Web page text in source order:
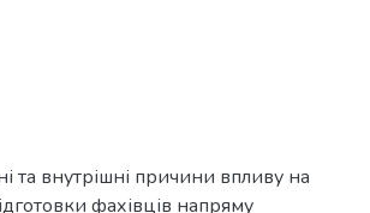
та внутрішні причини впливу на
фахівців напряму